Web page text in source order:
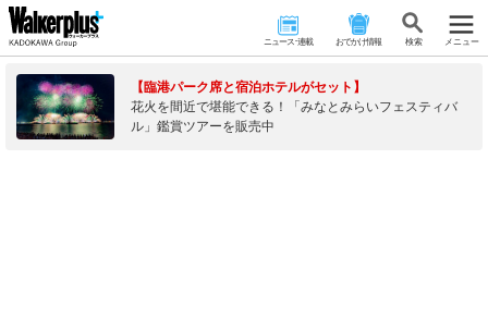
ニュース･連載 おでかけ情報 検 索 メニュー
【臨港パーク席と宿泊ホテルがセット】
花火を間近で堪能できる！「みなとみらいフェスティバ
ル」鑑賞ツアーを販売中